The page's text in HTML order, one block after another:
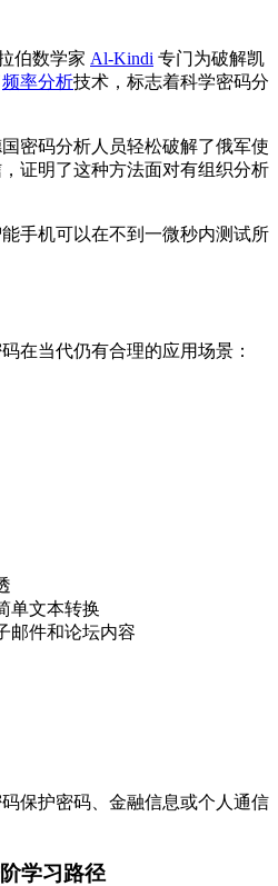
伯数学家 Al-Kindi 专门为破解凯
频率分析技术，标志着科学密码分
国密码分析人员轻松破解了俄军使
证明了这种方法面对有组织分析
能手机可以在不到一微秒内测试所
在当代仍有合理的应用场景：
单文本转换
邮件和论坛内容
码保护密码、金融信息或个人通信
学习路径